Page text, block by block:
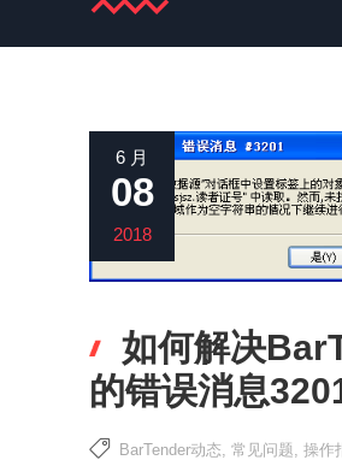
6 月
08
2018
如何解决
的错误消息
BarTender动态 常见问题 操作